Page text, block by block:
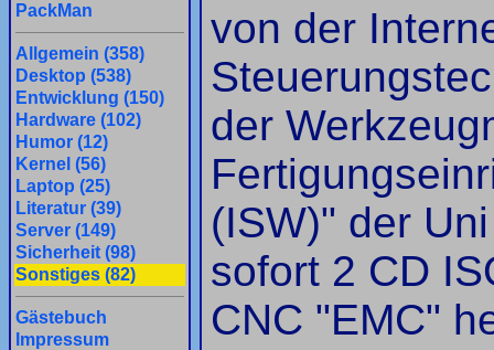
PackMan
Allgemein (358)
Desktop (538)
Entwicklung (150)
Hardware (102)
Humor (12)
Kernel (56)
Laptop (25)
Literatur (39)
Server (149)
Sicherheit (98)
Sonstiges (82)
Gästebuch
Impressum
von der
der
(ISW)" der
sofort 2 CD
CNC "EMC"